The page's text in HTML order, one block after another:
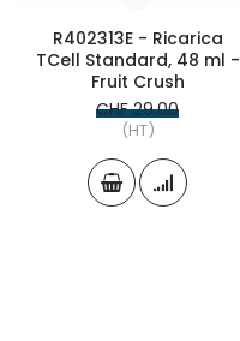
R402313E - Ricarica
TCell Standard, 48 ml -
Fruit Crush
CHF 29.00
(HT)